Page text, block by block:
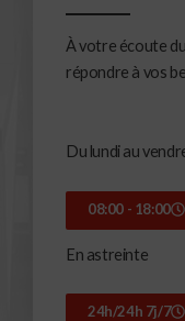
À votre écoute
répondre à vos
Du lundi au
08:00 - 18:00
En astreinte
24h/24h 7j/7